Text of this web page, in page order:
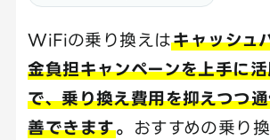
WiFiの乗り換えはキャッシュ
金負担キャンペーンを上手に
で、乗り換え費用を抑えつつ
善できます。
おすすめの乗り